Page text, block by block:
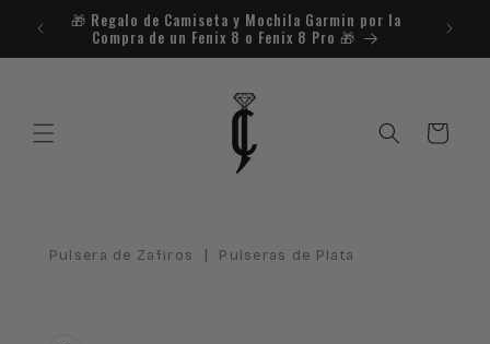
directamente
al contenido
🎁​ Regalo de Camiseta y Mochila Garmin por la
Compra de un Fenix 8 o Fenix 8 Pro 🎁​
Carrito
Pulsera de Zafiros | Pulseras de Plata